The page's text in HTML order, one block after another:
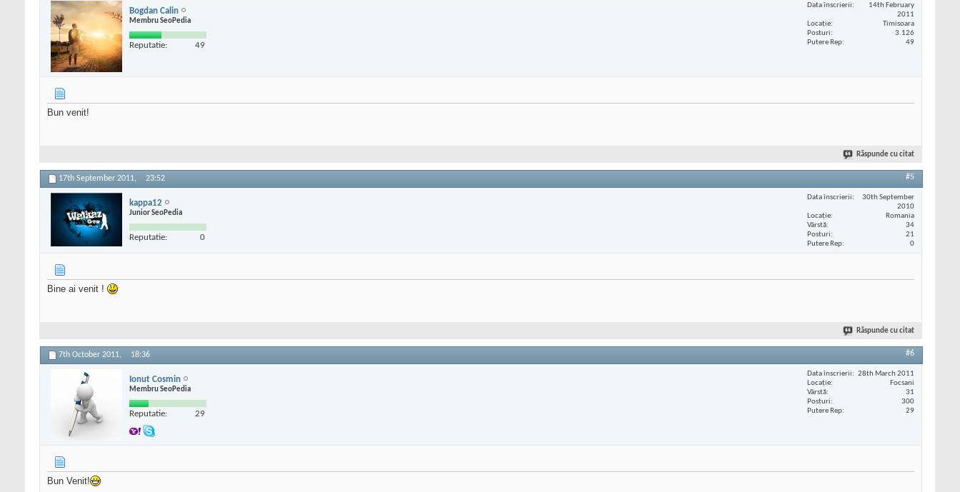
Bogdan Calin
Membru SeoPedia
Reputatie: 49
Data înscrierii
14th February
2011
Locaţie
Timisoara
Posturi
3.126
Putere Rep
49
Bun venit!
Răspunde cu citat
17th September 2011, 23:52 #5
kappa12
Junior SeoPedia
Reputatie: 0
Data înscrierii
30th September
2010
Locaţie
Romania
Vârstă
34
Posturi
21
Putere Rep
0
Bine ai venit !
Răspunde cu citat
7th October 2011, 18:36 #6
Ionut Cosmin
Membru SeoPedia
Reputatie: 29
Data înscrierii
28th March 2011
Locaţie
Focsani
Vârstă
31
Posturi
300
Putere Rep
29
Bun Venit!